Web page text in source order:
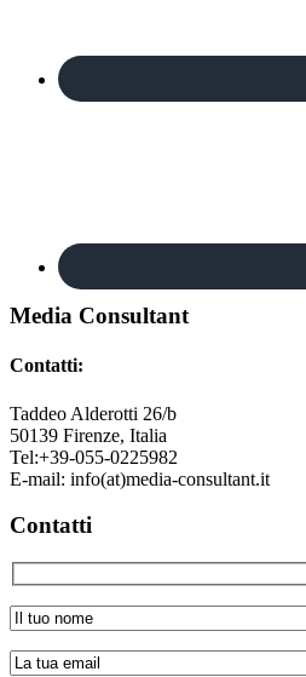
Footer
Media Consultant
Contatti:
Taddeo Alderotti 26/b
50139 Firenze, Italia
Tel:+39-055-0225982
E-mail: info(at)media-consultant.it
Contatti